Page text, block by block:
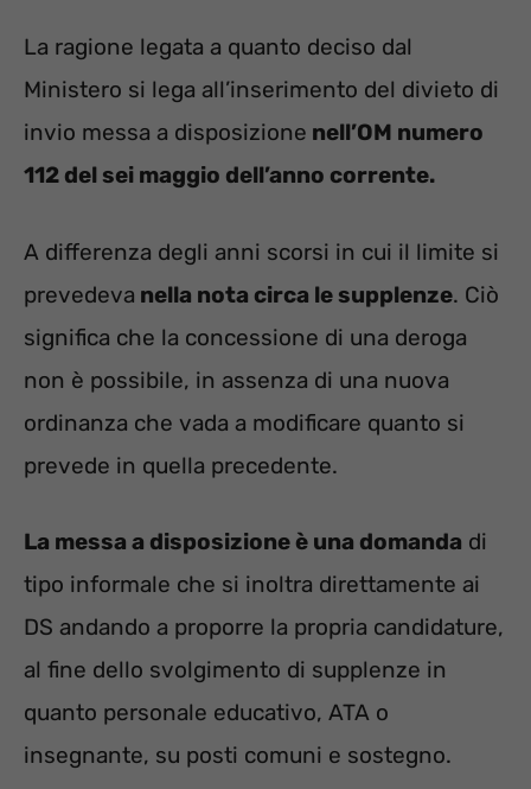
La ragione legata a quanto deciso dal
Ministero si lega all’inserimento del divieto di
invio messa a disposizione nell’OM numero
112 del sei maggio dell’anno corrente.
A differenza degli anni scorsi in cui il limite si
prevedeva nella nota circa le supplenze. Ciò
significa che la concessione di una deroga
non è possibile, in assenza di una nuova
ordinanza che vada a modificare quanto si
prevede in quella precedente.
La messa a disposizione è una domanda di
tipo informale che si inoltra direttamente ai
DS andando a proporre la propria candidature,
al fine dello svolgimento di supplenze in
quanto personale educativo, ATA o
insegnante, su posti comuni e sostegno.